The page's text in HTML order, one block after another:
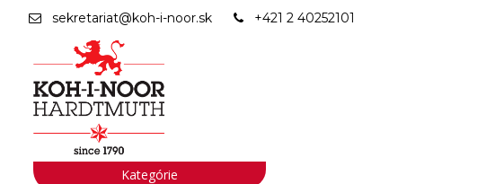
sekretariat@koh-i-noor.sk +421 2 40252101
Kategórie